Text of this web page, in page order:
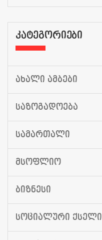
ᲙᲐᲢᲔᲒᲝᲠᲘᲔᲑᲘ
ᲐᲮᲐᲚᲘ ᲐᲛᲑᲔᲑᲘ
ᲡᲐᲖᲝᲒᲐᲓᲝᲔᲑᲐ
ᲡᲐᲛᲐᲠᲗᲐᲚᲘ
ᲛᲡᲝᲤᲚᲘᲝ
ᲑᲘᲖᲜᲔᲡᲘ
ᲡᲝᲪᲘᲐᲚᲣᲠᲘ ᲥᲡᲔᲚᲘ